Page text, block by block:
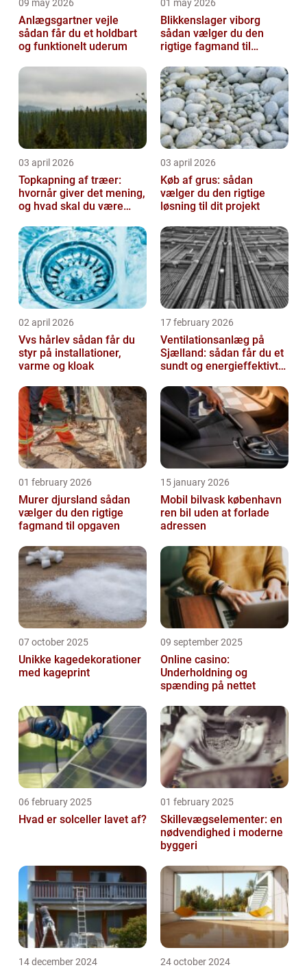
09 may 2026
Anlægsgartner vejle
sådan får du et holdbart
og funktionelt uderum
01 may 2026
Blikkenslager viborg
sådan vælger du den
rigtige fagmand til
03 april 2026
Topkapning af træer:
hvornår giver det mening,
og hvad skal du være
03 april 2026
Køb af grus: sådan
vælger du den rigtige
løsning til dit projekt
02 april 2026
Vvs hårlev sådan får du
styr på installationer,
varme og kloak
17 february 2026
Ventilationsanlæg på
Sjælland: sådan får du et
sundt og energieffektivt
01 february 2026
Murer djursland sådan
vælger du den rigtige
fagmand til opgaven
15 january 2026
Mobil bilvask københavn
ren bil uden at forlade
adressen
07 october 2025
Unikke kagedekorationer
med kageprint
09 september 2025
Online casino:
Underholdning og
spænding på nettet
06 february 2025
Hvad er solceller lavet af?
01 february 2025
Skillevægselementer: en
nødvendighed i moderne
byggeri
14 december 2024 24 october 2024